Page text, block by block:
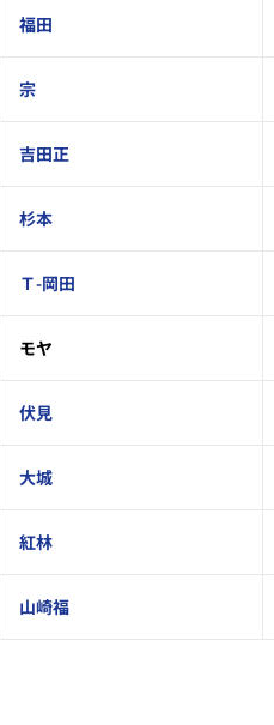
福田
宗
吉田正
杉本
Ｔ-岡田
モヤ
伏見
大城
紅林
山崎福